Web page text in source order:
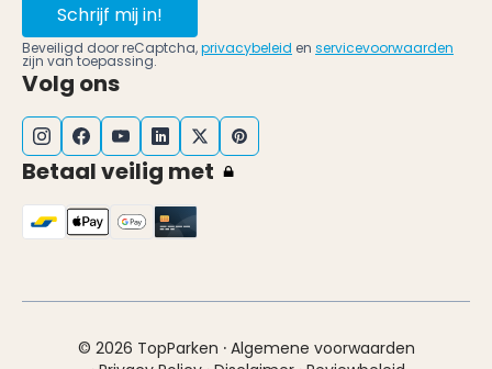
Schrijf mij in!
Beveiligd door reCaptcha,privacybeleid en servicevoorwaarden
zijn van toepassing.
Volg ons
Betaal veilig met
© 2026 TopParken · Algemene voorwaarden